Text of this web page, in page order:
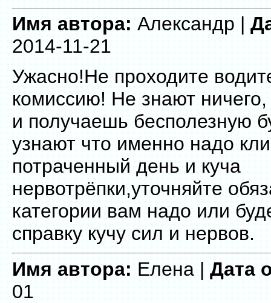
Имя автора:Александр |
2014-11-21
Ужасно!Не проходите
комиссию! Не знают
и получаешь бесполезную
узнают что именно надо
потраченный день и куча
нервотрёпки,уточняйте
категории вам надо или
справку кучу сил и нервов.
Имя автора:Елена |Дата
01